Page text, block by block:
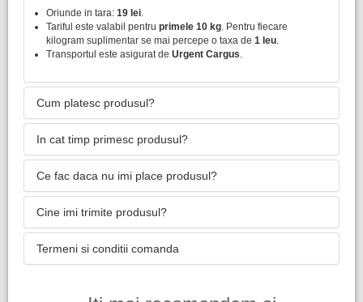
Oriunde in tara: 19 lei
Tariful este valabil pentru primele 10 kg . Pentru fiecare
kilogram suplimentar se mai percepe o taxa de 1 leu
Transportul este asigurat de Urgent Cargus
Cum platesc produsul?
In cat timp primesc produsul?
Ce fac daca nu imi place produsul?
Cine imi trimite produsul?
Termeni si conditii comanda